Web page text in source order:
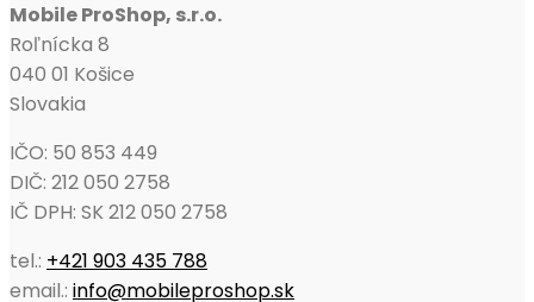
Mobile ProShop, s.r.o.
Roľnícka 8
040 01 Košice
Slovakia
IČO: 50 853 449
DIČ: 212 050 2758
IČ DPH: SK 212 050 2758
tel.: +421 903 435 788
email.: info@mobileproshop.sk